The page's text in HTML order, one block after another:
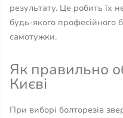
результату. Це робить їх
будь-якого професійного
самотужки.
Як правильно
Києві
При виборі болторезів